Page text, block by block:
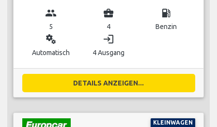
group
5
business_center
4
local_gas_station
Benzin
miscellaneous_services
Automatisch
login
4 Ausgang
DETAILS ANZEIGEN...
KLEINWAGEN